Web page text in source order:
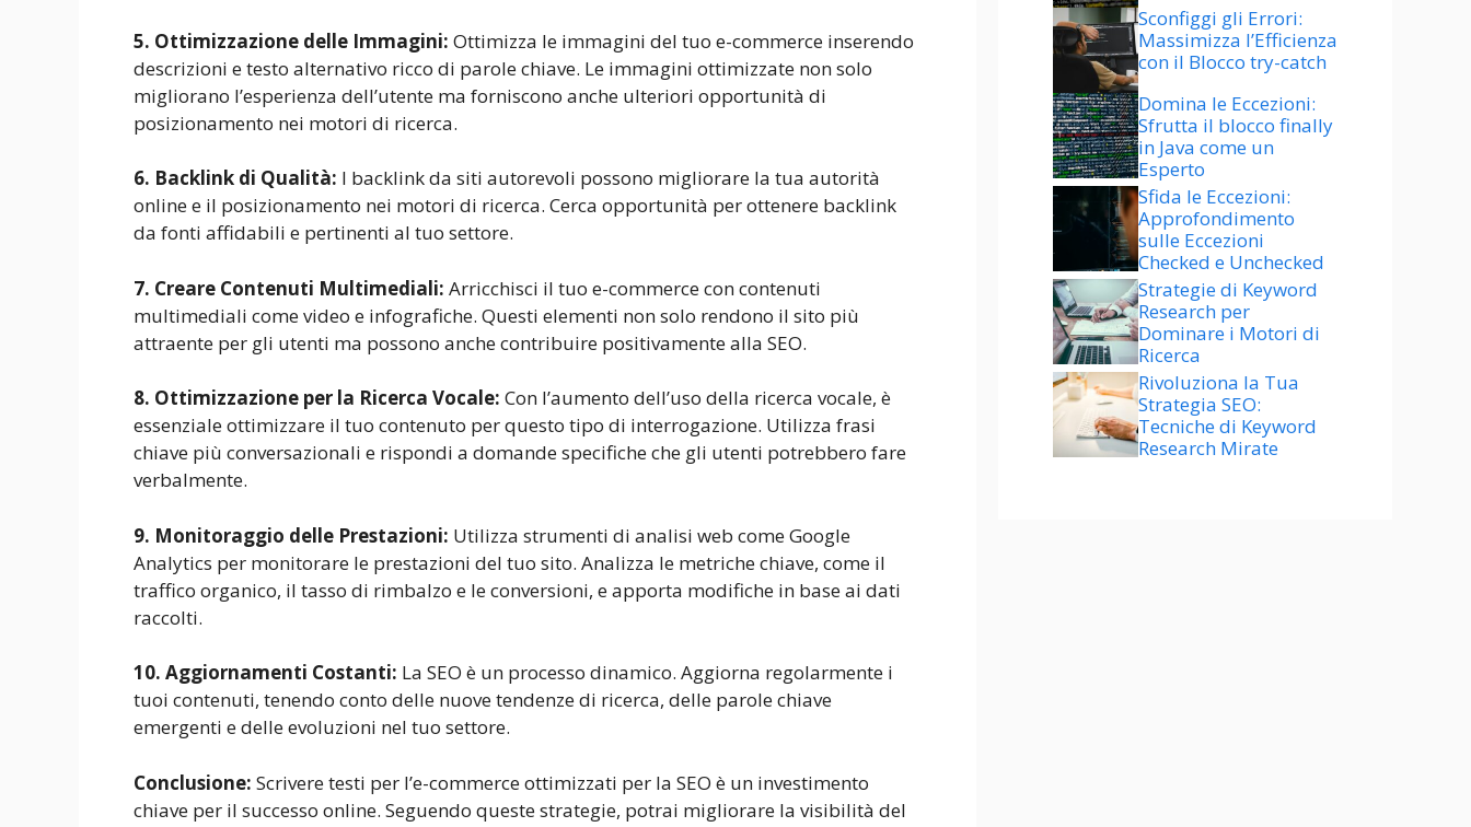
5. Ottimizzazione delle Immagini: Ottimizza le immagini del tuo e-commerce inserendo
descrizioni e testo alternativo ricco di parole chiave. Le immagini ottimizzate non solo
migliorano l’esperienza dell’utente ma forniscono anche ulteriori opportunità di
posizionamento nei motori di ricerca.
6. Backlink di Qualità: I backlink da siti autorevoli possono migliorare la tua autorità
online e il posizionamento nei motori di ricerca. Cerca opportunità per ottenere backlink
da fonti affidabili e pertinenti al tuo settore.
7. Creare Contenuti Multimediali: Arricchisci il tuo e-commerce con contenuti
multimediali come video e infografiche. Questi elementi non solo rendono il sito più
attraente per gli utenti ma possono anche contribuire positivamente alla SEO.
8. Ottimizzazione per la Ricerca Vocale: Con l’aumento dell’uso della ricerca vocale, è
essenziale ottimizzare il tuo contenuto per questo tipo di interrogazione. Utilizza frasi
chiave più conversazionali e rispondi a domande specifiche che gli utenti potrebbero fare
verbalmente.
9. Monitoraggio delle Prestazioni: Utilizza strumenti di analisi web come Google
Analytics per monitorare le prestazioni del tuo sito. Analizza le metriche chiave, come il
traffico organico, il tasso di rimbalzo e le conversioni, e apporta modifiche in base ai dati
raccolti.
10. Aggiornamenti Costanti: La SEO è un processo dinamico. Aggiorna regolarmente i
tuoi contenuti, tenendo conto delle nuove tendenze di ricerca, delle parole chiave
emergenti e delle evoluzioni nel tuo settore.
Conclusione: Scrivere testi per l’e-commerce ottimizzati per la SEO è un investimento
chiave per il successo online. Seguendo queste strategie, potrai migliorare la visibilità del
Sconfiggi gli Errori:
Massimizza l’Efficienza
con il Blocco try-catch
Domina le Eccezioni:
Sfrutta il blocco finally
in Java come un
Esperto
Sfida le Eccezioni:
Approfondimento
sulle Eccezioni
Checked e Unchecked
Strategie di Keyword
Research per
Dominare i Motori di
Ricerca
Rivoluziona la Tua
Strategia SEO:
Tecniche di Keyword
Research Mirate